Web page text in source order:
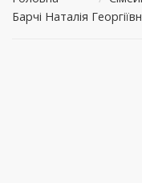
Барчі Наталія